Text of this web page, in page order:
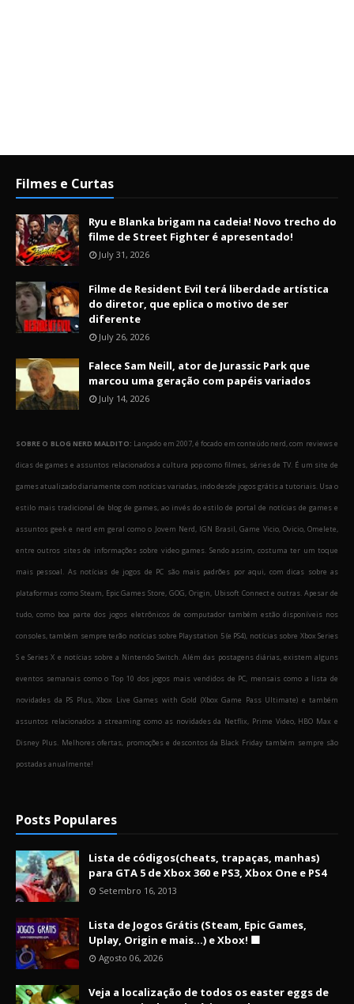
Filmes e Curtas
Ryu e Blanka brigam na cadeia! Novo trecho do
filme de Street Fighter é apresentado!
July 31, 2026
Filme de Resident Evil terá liberdade artística
do diretor, que eplica o motivo de ser
diferente
July 26, 2026
Falece Sam Neill, ator de Jurassic Park que
marcou uma geração com papéis variados
July 14, 2026
SOBRE O BLOG NERD MALDITO: Lançado em 2007, é focado em conteúdo nerd, com reviews e
dicas de games e assuntos relacionados a cultura pop como filmes, séries de TV. É um site de
games atualizado diariamente com notícias variadas, indo desde jogos grátis a tutoriais. Usa o
estilo mais tradicional de blog de games, ao invés do estilo de portal de notícias de games e
assuntos geek e nerd em geral como o Jovem Nerd, IGN Brasil, Game Vicio, Ovicio, Omelete,
entre outros sites de informações sobre video games. Sendo assim, costuma ter um toque
mais pessoal. As notícias de jogos de PC são mais padrões por aqui, com dicas sobre as
plataformas como Steam, Epic Games Store, GOG, Origin, Ubisoft Connect e outras. Apesar de
tudo, como boa parte dos jogos eletrônicos de computador também estão disponíveis nos
consoles, também sempre terão notícias sobre Playstation 5 (e PS4), notícias sobre Xbox Series
S e Series X e notícias sobre a Nintendo Switch. Além das postagens diárias, existem alguns
eventos semanais como o Top 10 dos jogos mais vendidos de PC, mensais como a lista de
novidades da PS Plus, Xbox Live Games with Gold (Xbox Game Pass Ultimate) e também
assuntos relacionados a streaming como as novidades da Netflix, Prime Video, HBO Max e
Disney Plus. Melhores ofertas, promoções e descontos da Black Friday também sempre são
postadas anualmente!
Posts Populares
Lista de códigos(cheats, trapaças, manhas)
para GTA 5 de Xbox 360 e PS3, Xbox One e PS4
Setembro 16, 2013
Lista de Jogos Grátis (Steam, Epic Games,
Uplay, Origin e mais...) e Xbox! 🟩
Agosto 06, 2026
Veja a localização de todos os easter eggs de